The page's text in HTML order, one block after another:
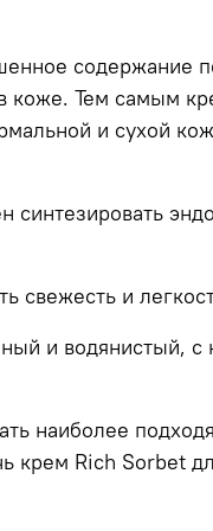
содержание
коже. Тем самым
и сухой
синтезировать
свежесть и
и водянистый, с
наиболее
Rich Sorbet